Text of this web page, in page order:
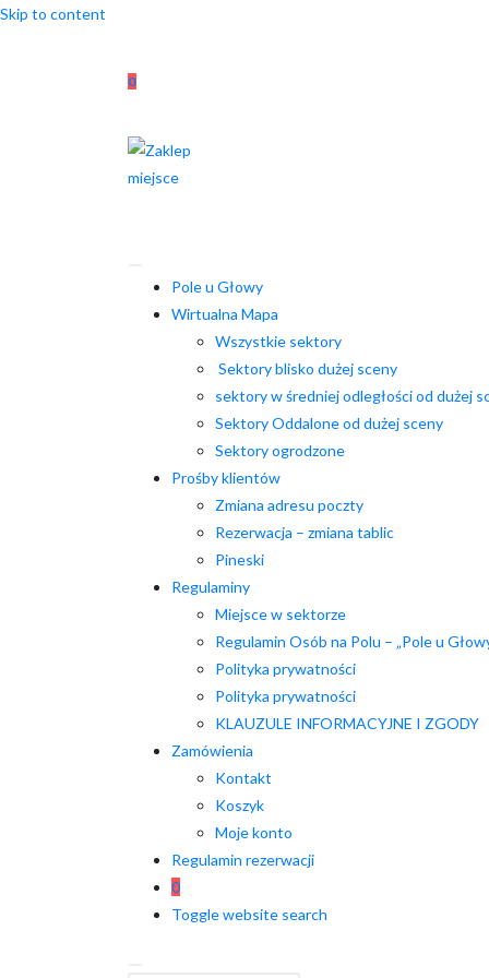
Skip to content
0
Pole u Głowy
Wirtualna Mapa
Wszystkie sektory
Sektory blisko dużej sceny
sektory w średniej odległości od dużej
Sektory Oddalone od dużej sceny
Sektory ogrodzone
Prośby klientów
Zmiana adresu poczty
Rezerwacja – zmiana tablic
Pineski
Regulaminy
Miejsce w sektorze
Regulamin Osób na Polu – „Pole u
Polityka prywatności
Polityka prywatności
KLAUZULE INFORMACYJNE I ZGODY
Zamówienia
Kontakt
Koszyk
Moje konto
Regulamin rezerwacji
0
Toggle website search